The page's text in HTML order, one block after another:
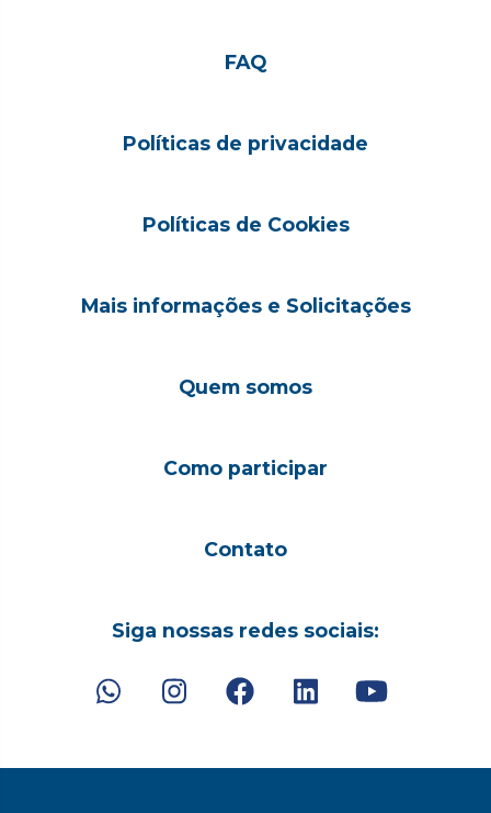
FAQ
Políticas de privacidade
Políticas de Cookies
Mais informações e Solicitações
Quem somos
Como participar
Contato
Siga nossas redes sociais: